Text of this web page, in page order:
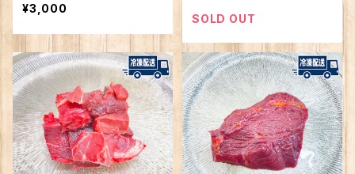
¥3,000
SOLD OUT